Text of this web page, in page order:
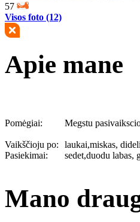
57
Visos foto (12)
Apie mane
Pomėgiai: Megstu
Vaikščioju po:
laukai,miskas,
Pasiekimai:
sedet,duodu labas,
Mano